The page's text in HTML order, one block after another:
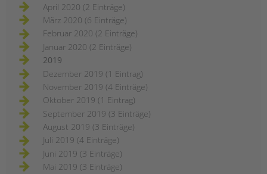
April 2020 (2 Einträge)
März 2020 (6 Einträge)
Februar 2020 (2 Einträge)
Januar 2020 (2 Einträge)
2019
Dezember 2019 (1 Eintrag)
November 2019 (4 Einträge)
Oktober 2019 (1 Eintrag)
September 2019 (3 Einträge)
August 2019 (3 Einträge)
Juli 2019 (4 Einträge)
Juni 2019 (3 Einträge)
Mai 2019 (3 Einträge)